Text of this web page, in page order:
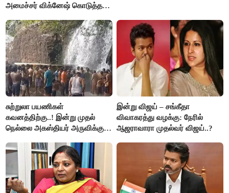
அமைச்சர் விக்னேஷ் கொடுத்த
சுற்றுலா பயணிகள்
கவனத்திற்கு..! இன்று முதல்
நெல்லை அகஸ்தியர் அருவிக்கு
இன்று விஜய் – சங்கீதா
விவாகரத்து வழக்கு: நேரில்
ஆஜராவாரா முதல்வர் விஜய்..?